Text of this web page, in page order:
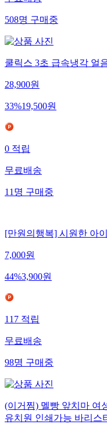
508명구매중
쿨릭스 3초 급속냉각 얼
28,900원
33%19,500원
0적립
무료배송
11명구매중
[만원의행복] 시원한 아
7,000원
44%3,900원
117적립
무료배송
98명구매중
(이거찜) 멜빵 앞치마 여
유치원 인쇄가능 바리스